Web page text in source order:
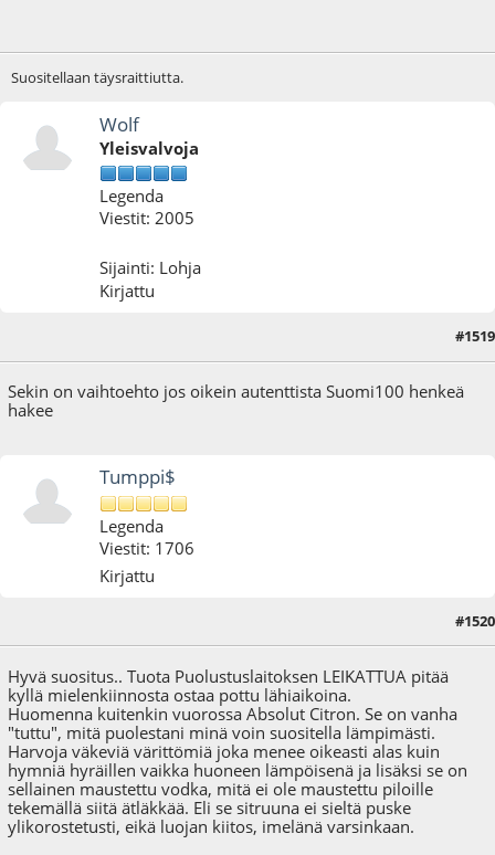
Suositellaan täysraittiutta.
Wolf
Yleisvalvoja
Legenda
Viestit: 2005
Sijainti: Lohja
Kirjattu
#1519
Sekin on vaihtoehto jos oikein autenttista Suomi100 henkeä
hakee
Tumppi$
Legenda
Viestit: 1706
Kirjattu
#1520
Hyvä suositus.. Tuota Puolustuslaitoksen LEIKATTUA pitää
kyllä mielenkiinnosta ostaa pottu lähiaikoina.
Huomenna kuitenkin vuorossa Absolut Citron. Se on vanha
"tuttu", mitä puolestani minä voin suositella lämpimästi.
Harvoja väkeviä värittömiä joka menee oikeasti alas kuin
hymniä hyräillen vaikka huoneen lämpöisenä ja lisäksi se on
sellainen maustettu vodka, mitä ei ole maustettu piloille
tekemällä siitä ätläkkää. Eli se sitruuna ei sieltä puske
ylikorostetusti, eikä luojan kiitos, imelänä varsinkaan.